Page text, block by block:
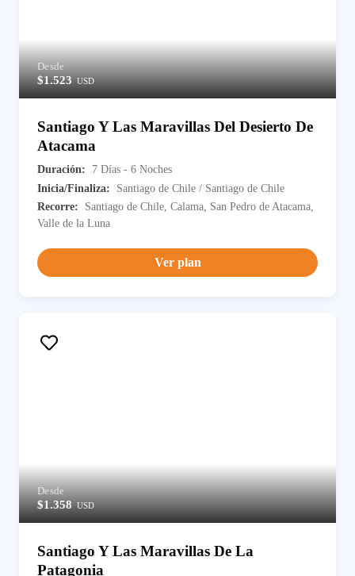
Desde
$1.523USD
Santiago Y Las Maravillas Del Desierto De
Atacama
Duración:
7 Días - 6 Noches
Inicia/Finaliza:
Santiago de Chile / Santiago de Chile
Recorre:
Santiago de Chile, Calama, San Pedro de Atacama,
Valle de la Luna
Ver plan
Desde
$1.358USD
Santiago Y Las Maravillas De La
Patagonia